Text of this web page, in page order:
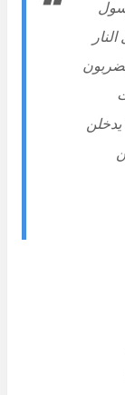
يدخلن